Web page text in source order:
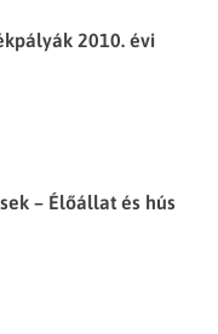
2010. évi
– Élőállat és hús